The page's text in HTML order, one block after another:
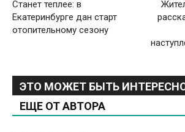
Станет теплее: в
Екатеринбурге дан старт
отопительному сезону
ЭТО МОЖЕТ БЫТЬ
ЕЩЕ ОТ АВТОРА